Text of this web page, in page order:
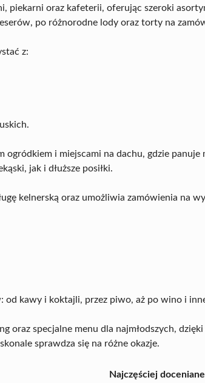
piekarni oraz kafeterii, oferując szeroki
po różnorodne lody oraz torty na
z:
ogródkiem i miejscami na dachu, gdzie panuje
jak i dłuższe posiłki.
kelnerską oraz umożliwia zamówienia na
od kawy i koktajli, przez piwo, aż po wino i
oraz specjalne menu dla najmłodszych,
sprawdza się na różne okazje.
Najczęściej